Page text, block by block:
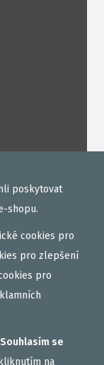
poskytovat
shopu.
cookies pro
pro zlepšení
pro
Souhlasím se
na